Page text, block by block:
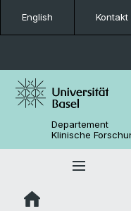
English Kontakt
Departement
Klinische